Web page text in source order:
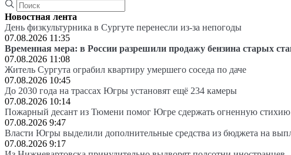
Новостная лента
День физкультурника в Сургуте перенесли из-за непогоды
07.08.2026 11:35
Временная мера: в России разрешили продажу бензина старых
07.08.2026 11:08
Житель Сургута ограбил квартиру умершего соседа по даче
07.08.2026 10:45
До 2030 года на трассах Югры установят ещё 234 камеры
07.08.2026 10:14
Пожарный десант из Тюмени помог Югре сдержать огненную
07.08.2026 9:47
Власти Югры выделили дополнительные средства из бюджета на
07.08.2026 9:17